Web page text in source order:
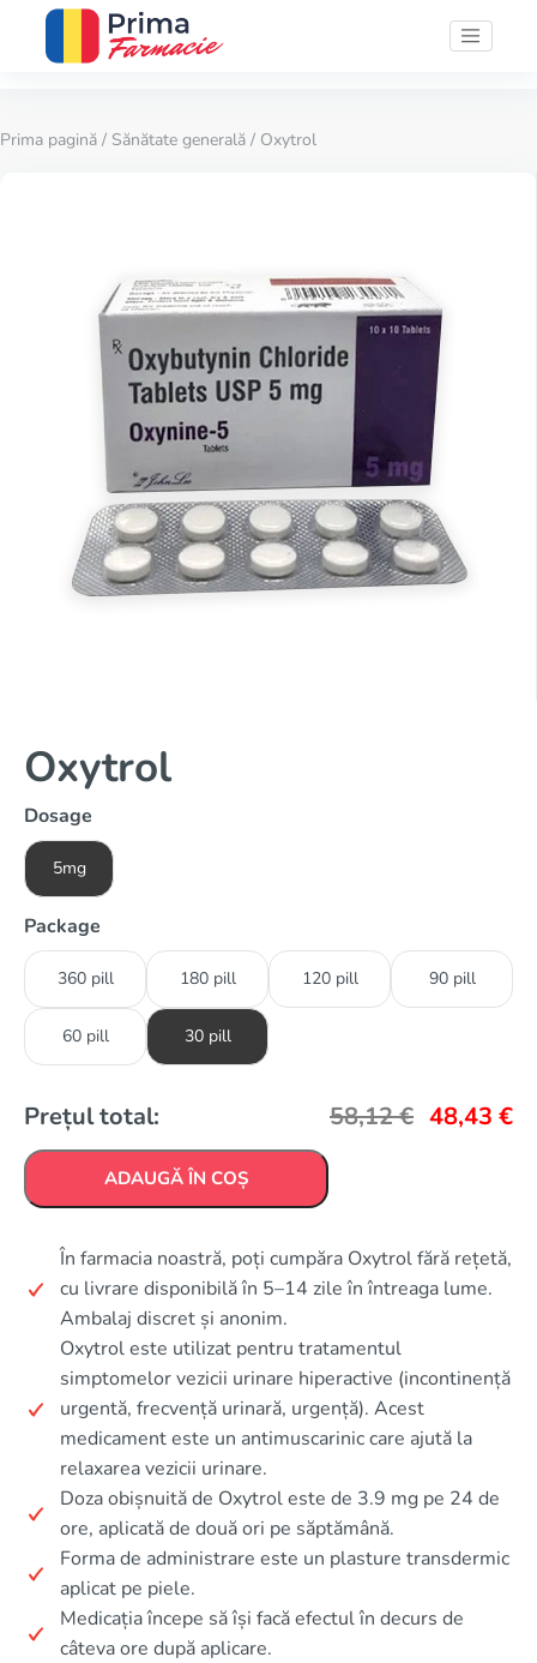
Prima pagină / Sănătate generală / Oxytrol
Oxytrol
Dosage
5mg
Package
360 pill 180 pill 120 pill 90 pill
60 pill 30 pill
Prețul total: 58,12€ 48,43 €
ADAUGĂ ÎN COȘ
În farmacia noastră, poți cumpăra Oxytrol fără rețetă,
cu livrare disponibilă în 5–14 zile în întreaga lume.
Ambalaj discret și anonim.
Oxytrol este utilizat pentru tratamentul
simptomelor vezicii urinare hiperactive (incontinență
urgentă, frecvență urinară, urgență). Acest
medicament este un antimuscarinic care ajută la
relaxarea vezicii urinare.
Doza obișnuită de Oxytrol este de 3.9 mg pe 24 de
ore, aplicată de două ori pe săptămână.
Forma de administrare este un plasture transdermic
aplicat pe piele.
Medicația începe să își facă efectul în decurs de
câteva ore după aplicare.